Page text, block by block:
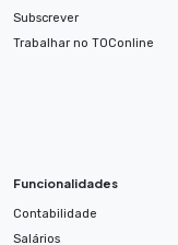
Subscrever
Trabalhar no TOConline
Funcionalidades
Contabilidade
Salários